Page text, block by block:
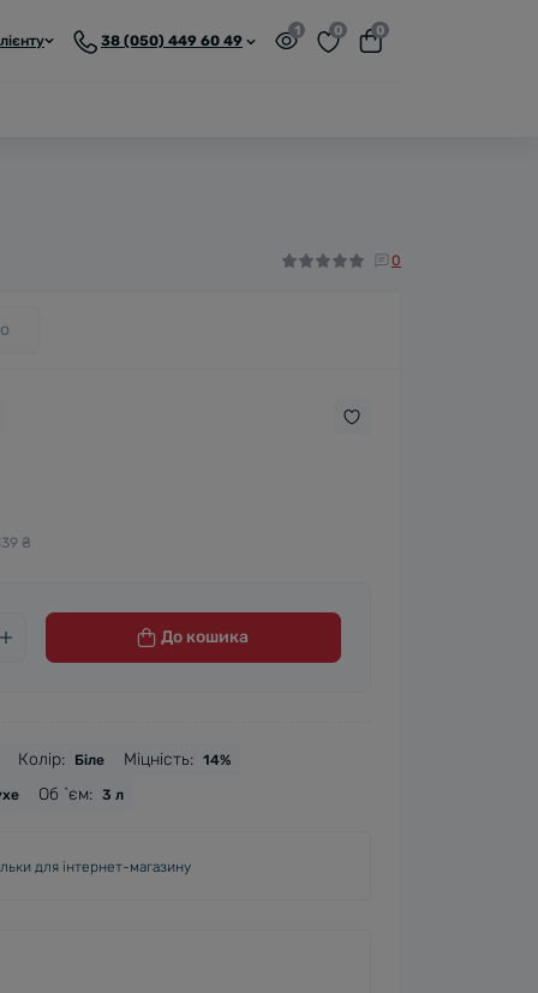
38 (050) 449 60 49
1 0 0
0
₴
До кошика
Колір: Біле Міцність: 14%
Об `єм: 3 л
для інтернет-магазину